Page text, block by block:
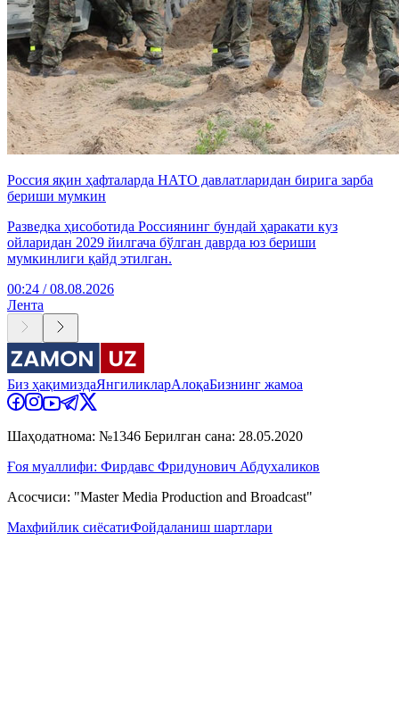
Россия яқин ҳафталарда НАТО давлатларидан бирига зарба
бериши мумкин
Разведка ҳисоботида Россиянинг бундай ҳаракати куз
ойларидан 2029 йилгача бўлган даврда юз бериши
мумкинлиги қайд этилган.
00:24 / 08.08.2026
Лента
Биз ҳақимиздаЯнгиликларАлоқаБизнинг жамоа
Шаҳодатнома: №1346 Берилган сана: 28.05.2020
Ғоя муаллифи: Фирдавс Фридунович Абдухаликов
Асосчиси: "Master Media Production and Broadcast"
Махфийлик сиёсатиФойдаланиш шартлари